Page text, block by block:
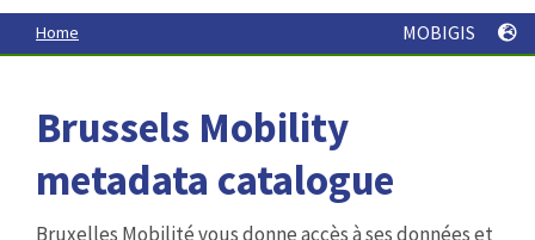
Home MOBIGIS
Brussels Mobility
metadata catalogue
Bruxelles Mobilité vous donne accès à ses données et